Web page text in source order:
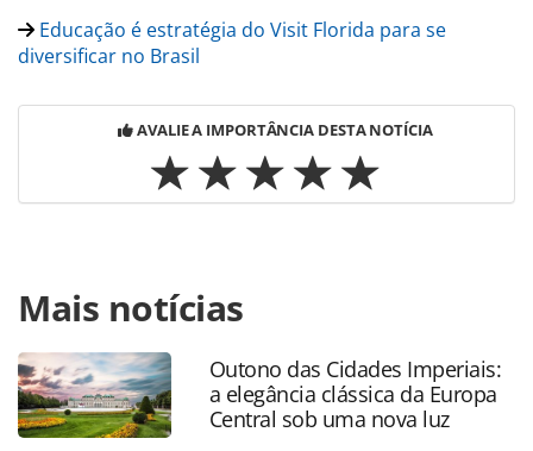
Educação é estratégia do Visit Florida para se
diversificar no Brasil
AVALIE A IMPORTÂNCIA DESTA NOTÍCIA
https://www.panrotas.com.br/mercado/operadoras/2018/
confirma-350-agentes-em-convencao-e-aposta-em-
grupos_154492.html ou as ferramentas oferecidas na
página. Todo o conteúdo produzido pela PANROTAS
Editora é protegido pela legislação brasileira sobre direito
autoral. Não reproduza o conteúdo sem autorização da
Mais notícias
Outono das Cidades Imperiais:
a elegância clássica da Europa
Central sob uma nova luz